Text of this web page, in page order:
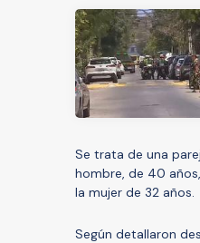
Se trata de una
hombre, de 40
la mujer de 32 años.
Según detallaron